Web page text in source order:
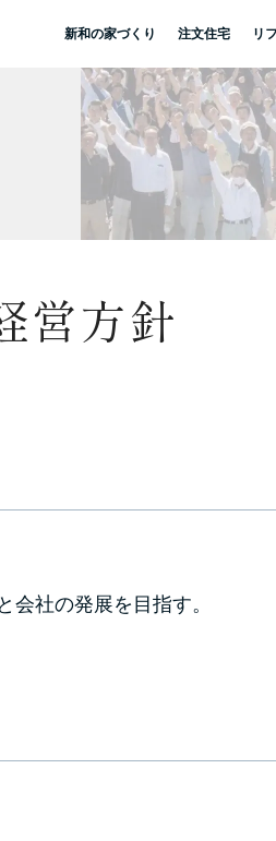
新和の家づくり 注文住宅 リ
営方針
社の発展を目指す。